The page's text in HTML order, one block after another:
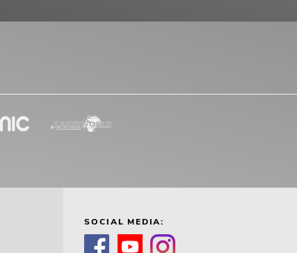
SOCIAL MEDIA: